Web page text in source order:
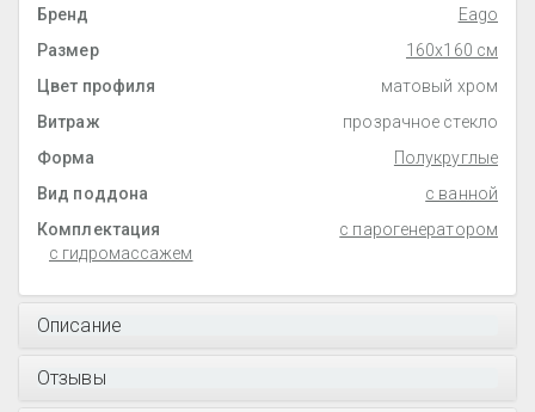
Бренд
Eago
Размер
160x160 см
Цвет профиля
матовый хром
Витраж
прозрачное стекло
Форма
Полукруглые
Вид поддона
с ванной
Комплектация
с парогенератором
с гидромассажем
Описание
Отзывы